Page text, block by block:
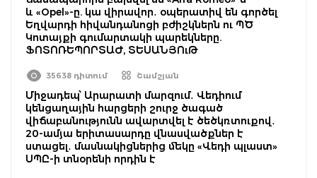
և «Opel»-ը. կա վիրավոր․ օպերատիվ են գործել
Եղվարդի հիվանդանոցի բժիշկներն ու ՊԾ
Կոտայքի գումարտակի պարեկները.
ՖՈՏՈՌԵՊՈՐՏԱԺ, ՏԵՍԱՆՅՈւԹ
35638 դիտում Շամշյան
Միջադեպ՝ Արարատի մարզում․ Վեդիում
կենցաղային հարցերի շուրջ ծագած
վիճաբանությունն ավարտվել է ծեծկռտուքով․
20-ամյա երիտասարդը վնասվածքներ է
ստացել․ մասնակիցներից մեկը «Վեդի պլաստ»
ՍՊԸ-ի տնօրենի որդին է